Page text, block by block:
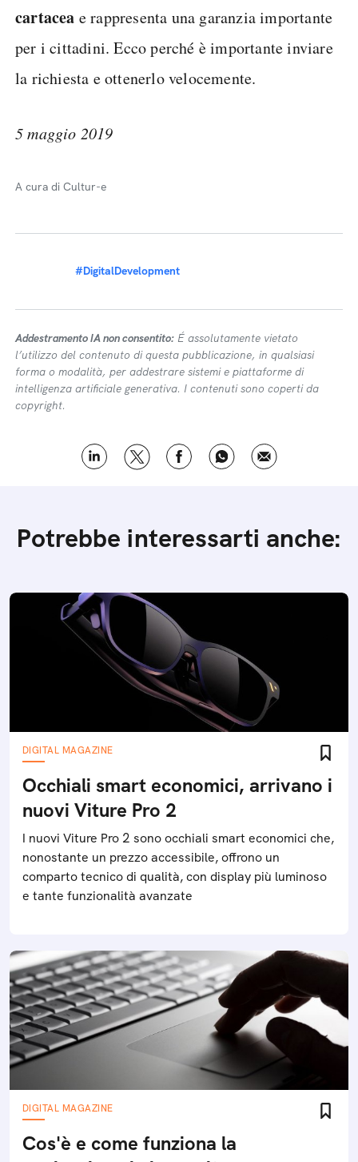
cartacea e rappresenta una garanzia importante
per i cittadini. Ecco perché è importante inviare
la richiesta e ottenerlo velocemente.
5 maggio 2019
A cura di Cultur-e
#DigitalDevelopment
Addestramento IA non consentito: É assolutamente vietato
l’utilizzo del contenuto di questa pubblicazione, in qualsiasi
forma o modalità, per addestrare sistemi e piattaforme di
intelligenza artificiale generativa. I contenuti sono coperti da
copyright.
Potrebbe interessarti anche:
DIGITAL MAGAZINE
Occhiali smart economici, arrivano i
nuovi Viture Pro 2
I nuovi Viture Pro 2 sono occhiali smart economici che,
nonostante un prezzo accessibile, offrono un
comparto tecnico di qualità, con display più luminoso
e tante funzionalità avanzate
DIGITAL MAGAZINE
Cos'è e come funziona la